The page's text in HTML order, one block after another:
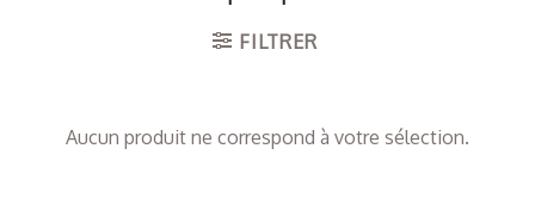
FILTRER
Aucun produit ne correspond à votre sélection.